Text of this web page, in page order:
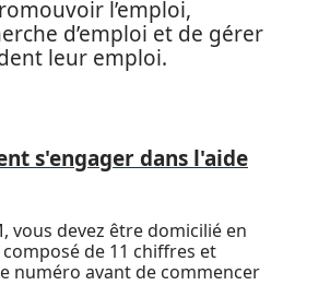
l’emploi,
d’emploi et de gérer
leur emploi.
s'engager dans l'aide
vous devez être domicilié en
de 11 chiffres et
numéro avant de commencer